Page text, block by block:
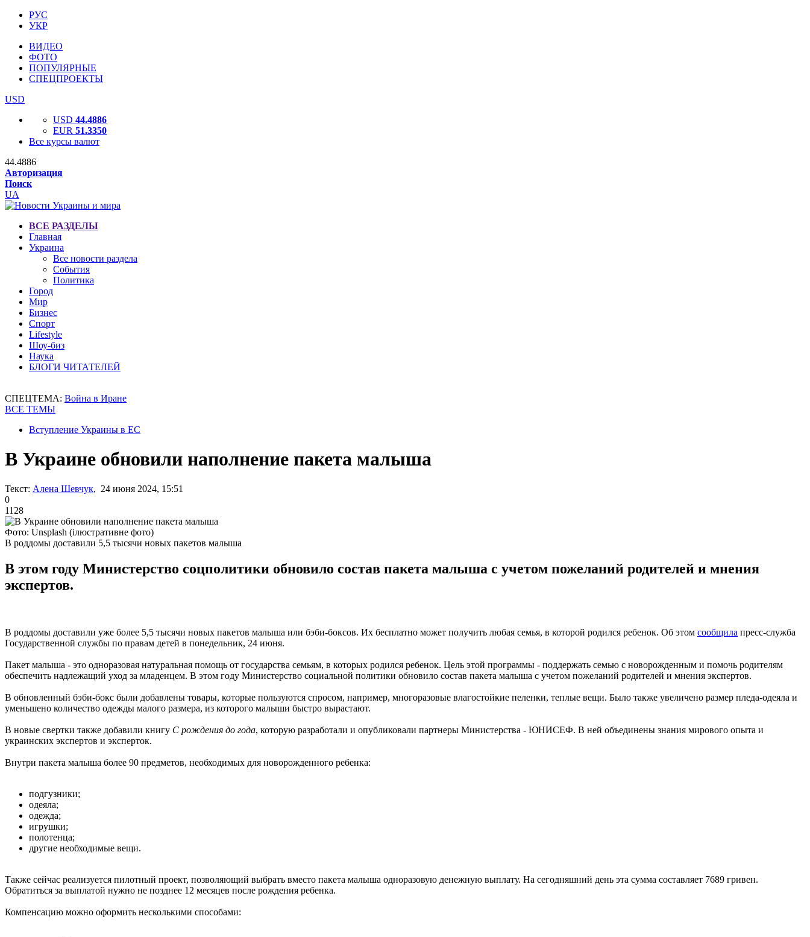
РУС
УКР
ВИДЕО
ФОТО
ПОПУЛЯРНЫЕ
СПЕЦПРОЕКТЫ
USD
USD 44.4886
EUR 51.3350
Все курсы валют
44.4886
Авторизация
Поиск
UA
ВСЕ РАЗДЕЛЫ
Главная
Украина
Все новости раздела
События
Политика
Город
Мир
Бизнес
Спорт
Lifestyle
Шоу-биз
Наука
БЛОГИ ЧИТАТЕЛЕЙ
СПЕЦТЕМА: Война в Иране
ВСЕ ТЕМЫ
Вступление Украины в ЕС
В Украине обновили наполнение пакета малыша
Текст: Алена Шевчук, 24 июня 2024, 15:51
0
1128
Фото: Unsplash (ілюстративне фото)
В роддомы доставили 5,5 тысячи новых пакетов малыша
В этом году Министерство соцполитики обновило состав пакета малыша с учетом пожеланий родителей и мнения
экспертов.
В роддомы доставили уже более 5,5 тысячи новых пакетов малыша или бэби-боксов. Их бесплатно может получить любая семья, в которой родился ребенок. Об этом сообщила пресс-служба
Государственной службы по правам детей в понедельник, 24 июня.
Пакет малыша - это одноразовая натуральная помощь от государства семьям, в которых родился ребенок. Цель этой программы - поддержать семью с новорожденным и помочь родителям
обеспечить надлежащий уход за младенцем. В этом году Министерство социальной политики обновило состав пакета малыша с учетом пожеланий родителей и мнения экспертов.
В обновленный бэби-бокс были добавлены товары, которые пользуются спросом, например, многоразовые влагостойкие пеленки, теплые вещи. Было также увеличено размер пледа-одеяла и
уменьшено количество одежды малого размера, из которого малыши быстро вырастают.
В новые свертки также добавили книгу С рождения до года, которую разработали и опубликовали партнеры Министерства - ЮНИСЕФ. В ней объединены знания мирового опыта и
украинских экспертов и эксперток.
Внутри пакета малыша более 90 предметов, необходимых для новорожденного ребенка:
подгузники;
одеяла;
одежда;
игрушки;
полотенца;
другие необходимые вещи.
Также сейчас реализуется пилотный проект, позволяющий выбрать вместо пакета малыша одноразовую денежную выплату. На сегодняшний день эта сумма составляет 7689 гривен.
Обратиться за выплатой нужно не позднее 12 месяцев после рождения ребенка.
Компенсацию можно оформить несколькими способами: